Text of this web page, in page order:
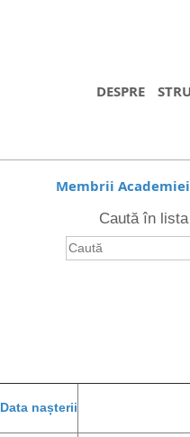
DESPRE
Membrii
Caută în
Data nașterii